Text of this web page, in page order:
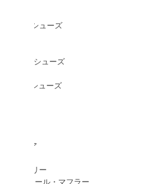
/ ドレスシューズ
/ バレエシューズ
/ その他シューズ
ドウェア
アクセサリー
/ ストール・マフラー